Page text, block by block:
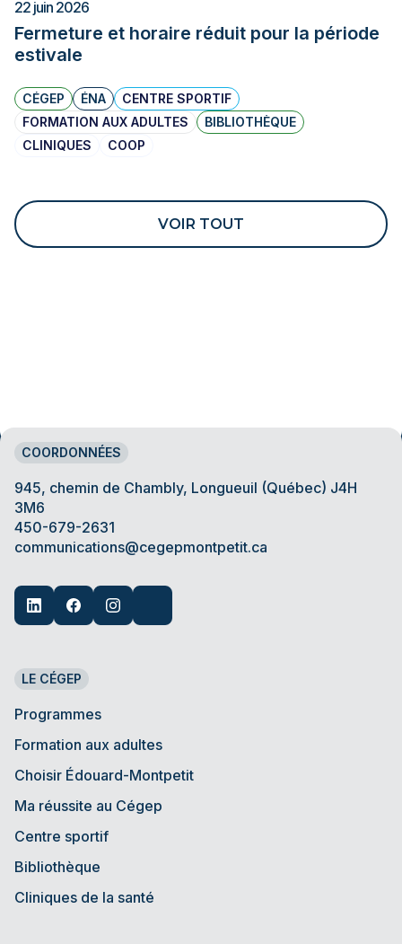
22 juin 2026
Fermeture et horaire réduit pour la période
estivale
CÉGEP ÉNA
CENTRE SPORTIF
FORMATION AUX ADULTES
BIBLIOTHÈQUE
CLINIQUES
COOP
VOIR TOUT
COORDONNÉES
945, chemin de Chambly, Longueuil (Québec) J4H
3M6
450-679-2631
communications@cegepmontpetit.ca
LE CÉGEP
Programmes
Formation aux adultes
Choisir Édouard-Montpetit
Ma réussite au Cégep
Centre sportif
Bibliothèque
Cliniques de la santé